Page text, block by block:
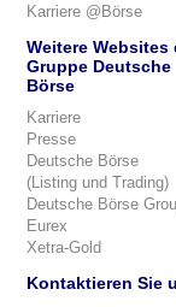
Karriere @Börse
Weitere Websites
Gruppe Deutsche
Börse
Karriere
Presse
Deutsche Börse
(Listing und Trading)
Deutsche Börse
Eurex
Xetra-Gold
Kontaktieren Sie